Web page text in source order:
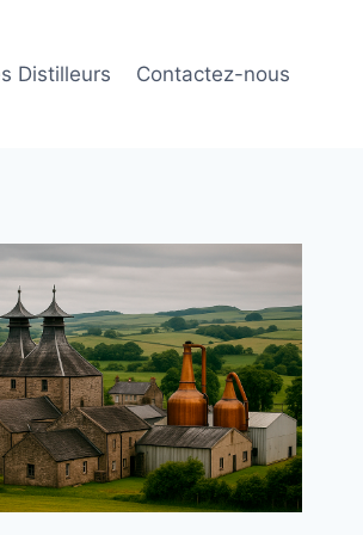
Distilleurs Contactez-nous